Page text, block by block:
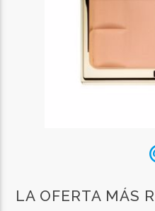
LA OFERTA MÁS